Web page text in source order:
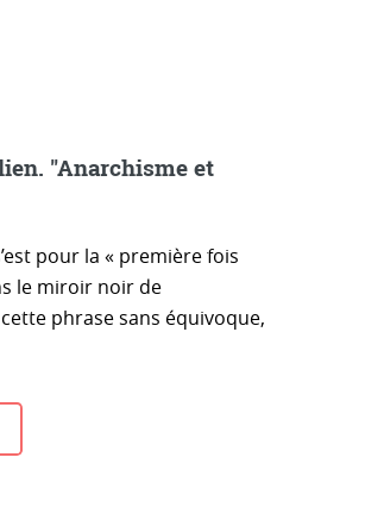
"Anarchisme et
pour la « première fois
le miroir noir de
cette phrase sans équivoque,